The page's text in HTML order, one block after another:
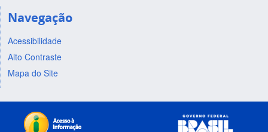
Navegação
Acessibilidade
Alto Contraste
Mapa do Site